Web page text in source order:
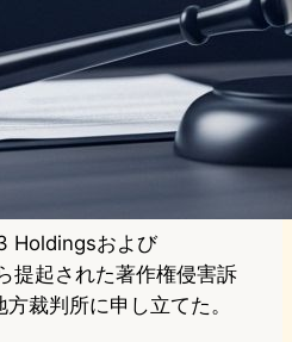
Holdingsおよび
提起された著作権侵害訴
裁判所に申し立てた。